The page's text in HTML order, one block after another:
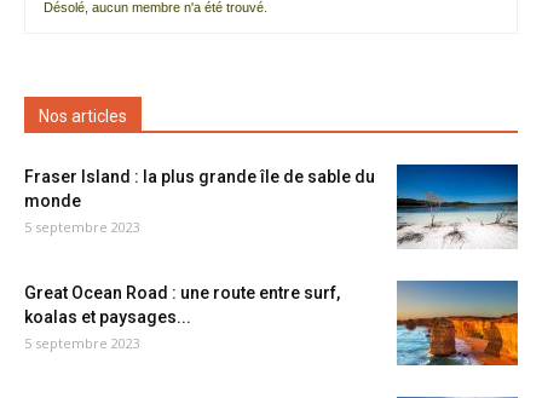
amis
Désolé, aucun membre n'a été trouvé.
Nos articles
Fraser Island : la plus grande île de sable du
monde
5 septembre 2023
Great Ocean Road : une route entre surf,
koalas et paysages...
5 septembre 2023